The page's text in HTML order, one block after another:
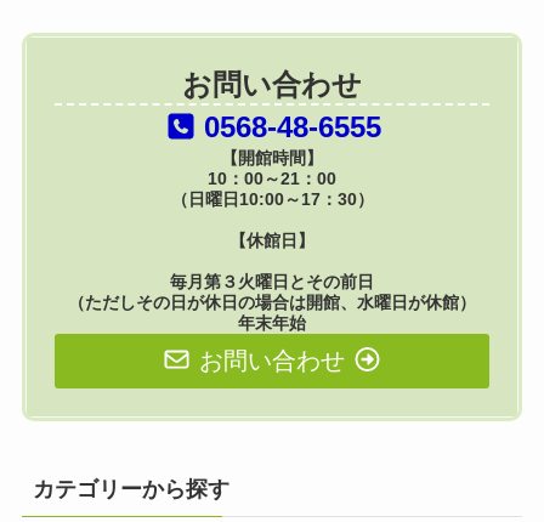
お問い合わせ
0568-48-6555
【開館時間】
10：00～21：00
（日曜日10:00～17：30）
【休館日】
毎月第３火曜日とその前日
（ただしその日が休日の場合は開館、水曜日が休館）
年末年始
お問い合わせ
カテゴリーから探す